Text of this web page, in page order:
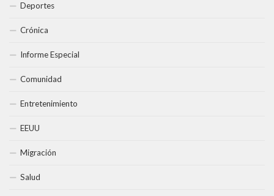
Deportes
Crónica
Informe Especial
Comunidad
Entretenimiento
EEUU
Migración
Salud